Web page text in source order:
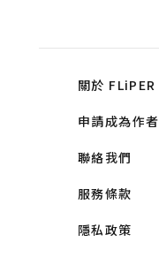
關於 FLiPER
申請成為作者
聯絡我們
服務條款
隱私政策